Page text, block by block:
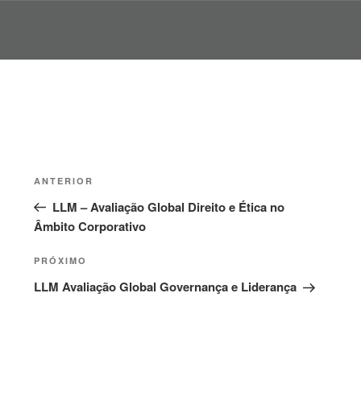
Navegação
Post
Post
anterior
ANTERIOR
LLM – Avaliação Global Direito e Ética no
Âmbito Corporativo
Próximo
post
PRÓXIMO
LLM Avaliação Global Governança e Liderança